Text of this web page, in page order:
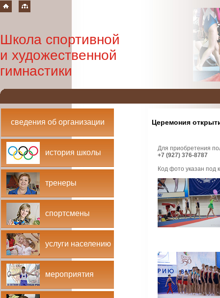
Школа спортивной
и художественной
гимнастики
сведения об организации
история школы
тренеры
спортсмены
услуги населению
мероприятия
Церемония
Для приобретения
+7 (927) 376-8787
Код фото указан под